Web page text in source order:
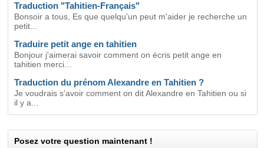
Traduction "Tahitien-Français"
Bonsoir a tous, Es que quelqu'un peut m'aider je recherche un
petit...
Traduire petit ange en tahitien
Bonjour j'aimerai savoir comment on écris petit ange en
tahitien merci...
Traduction du prénom Alexandre en Tahitien ?
Je voudrais s'avoir comment on dit Alexandre en Tahitien ou si
il y a...
Posez votre question maintenant !